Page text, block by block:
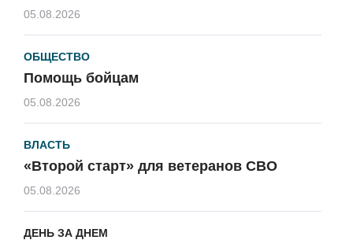
05.08.2026
ОБЩЕСТВО
Помощь бойцам
05.08.2026
ВЛАСТЬ
«Второй старт» для ветеранов СВО
05.08.2026
ДЕНЬ ЗА ДНЕМ